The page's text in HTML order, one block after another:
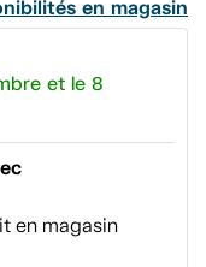
en magasin
et le 8
en magasin